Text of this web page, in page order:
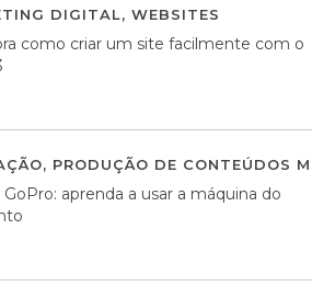
DIGITAL, WEBSITES
como criar um site facilmente com o
, PRODUÇÃO DE CONTEÚDOS
GoPro: aprenda a usar a máquina do